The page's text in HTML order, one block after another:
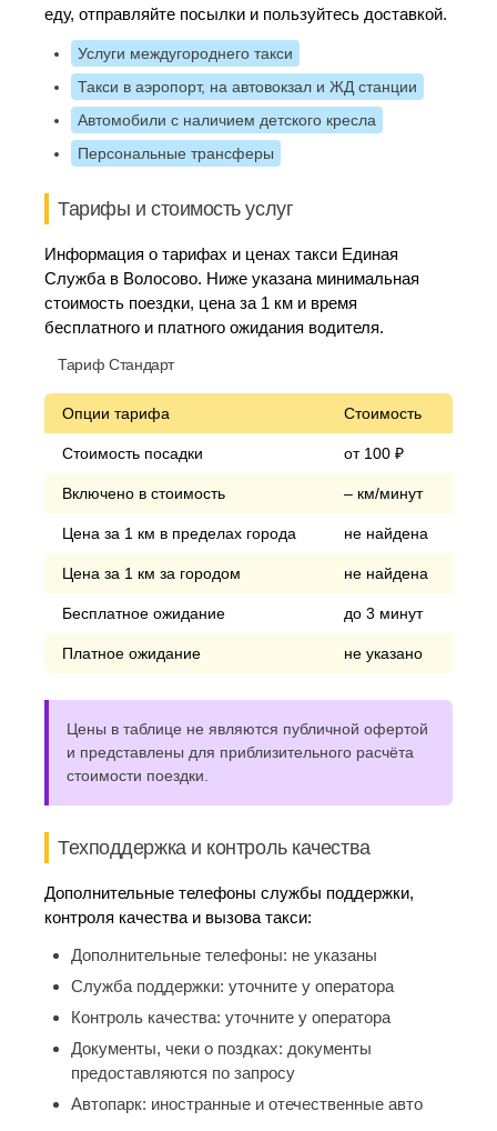
еду, отправляйте посылки и пользуйтесь доставкой.
Услуги междугороднего такси
Такси в аэропорт, на автовокзал и ЖД станции
Автомобили с наличием детского кресла
Персональные трансферы
Тарифы и стоимость услуг
Информация о тарифах и ценах такси Единая
Служба в Волосово. Ниже указана минимальная
стоимость поездки, цена за 1 км и время
бесплатного и платного ожидания водителя.
Тариф Стандарт
Опции тарифа Стоимость
Стоимость посадки от 100 ₽
Включено в стоимость – км/минут
Цена за 1 км в пределах города не найдена
Цена за 1 км за городом не найдена
Бесплатное ожидание до 3 минут
Платное ожидание не указано
Цены в таблице не являются публичной офертой
и представлены для приблизительного расчёта
стоимости поездки.
Техподдержка и контроль качества
Дополнительные телефоны службы поддержки,
контроля качества и вызова такси:
Дополнительные телефоны: не указаны
Служба поддержки: уточните у оператора
Контроль качества: уточните у оператора
Документы, чеки о поздках: документы
предоставляются по запросу
Автопарк: иностранные и отечественные авто